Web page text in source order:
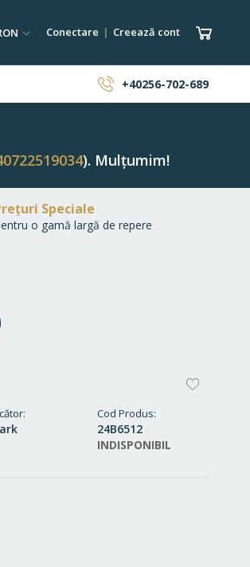
Conectare Creează cont Coșul
+40256-702-689
). Mulțumim!
Speciale
o gamă largă de repere
Cod Produs
24B6512
INDISPONIBIL